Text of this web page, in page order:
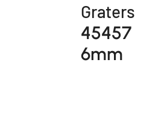
Graters
45457
6mm